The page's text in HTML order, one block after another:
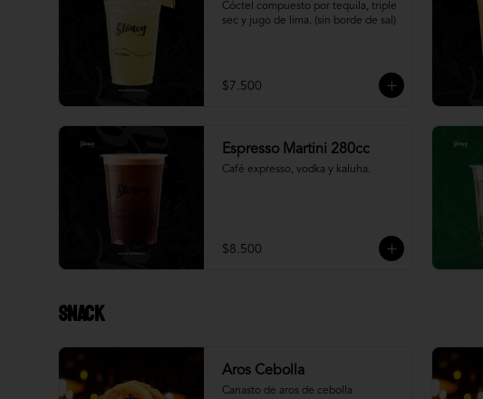
Cóctel compuesto por tequila, triple
sec y jugo de lima. (sin borde de sal)
$7.500
Espresso Martini 280cc
Café expresso, vodka y kaluha.
$8.500
Snack
Aros Cebolla
Canasto de aros de cebolla